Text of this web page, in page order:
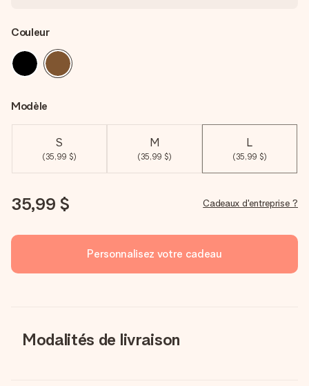
Couleur
Modèle
S
(35,99 $)
M
(35,99 $)
L
(35,99 $)
35,99 $ Cadeaux d'entreprise ?
Personnalisez votre cadeau
Modalités de livraison